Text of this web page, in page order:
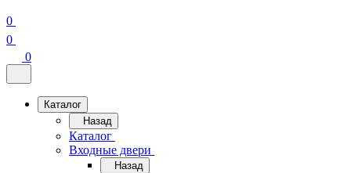
0
0
0
Каталог
Назад
Каталог
Входные двери
Назад